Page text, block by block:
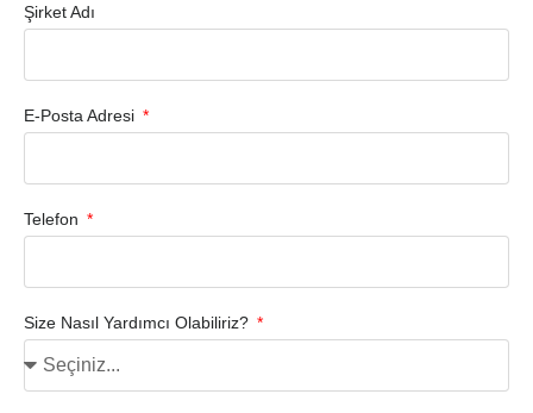
Şirket Adı
E-Posta Adresi
Telefon
Size Nasıl Yardımcı Olabiliriz?